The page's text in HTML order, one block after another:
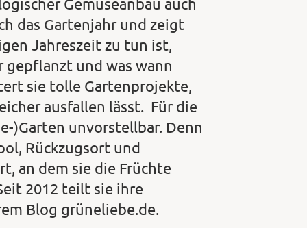
das Gartenjahr und zeigt
Jahreszeit zu tun ist,
gepflanzt und was wann
sie tolle Gartenprojekte,
ausfallen lässt. Für die
)Garten unvorstellbar. Denn
Rückzugsort und
an dem sie die Früchte
2012 teilt sie ihre
Blog grüneliebe.de.